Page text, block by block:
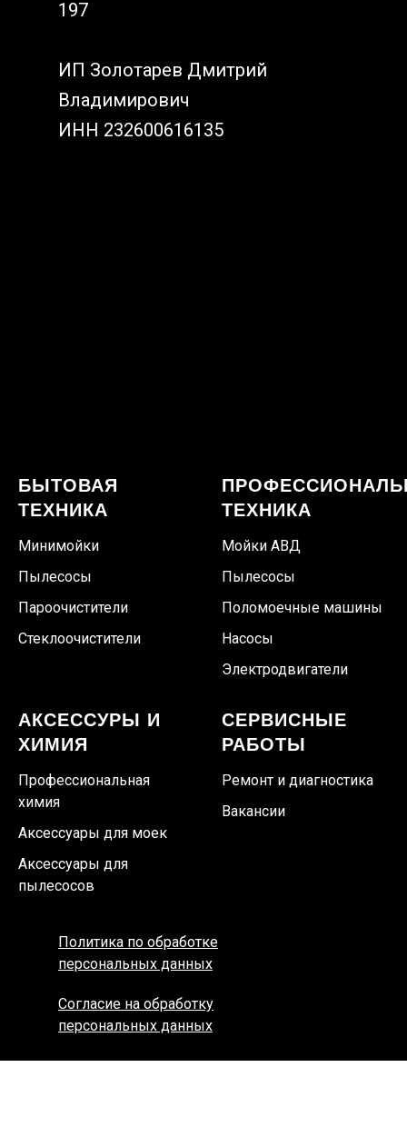
197
ИП Золотарев Дмитрий
Владимирович
ИНН 232600616135
БЫТОВАЯ
ТЕХНИКА
Минимойки
Пылесосы
Пароочистители
Стеклоочистители
ТЕХНИКА
Мойки АВД
Пылесосы
Поломоечные машины
Насосы
Электродвигатели
АКСЕССУРЫ И
ХИМИЯ
Профессиональная
химия
Аксессуары для моек
Аксессуары для
пылесосов
СЕРВИСНЫЕ
РАБОТЫ
Ремонт и диагностика
Вакансии
Политика по обработке
персональных данных
Согласие на обработку
персональных данных